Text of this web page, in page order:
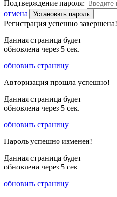
Подтверждение пароля:
отмена
Установить пароль
Регистрация успешно завершена!
Данная страница будет
обновлена через 5 сек.
обновить страницу
Авторизация прошла успешно!
Данная страница будет
обновлена через 5 сек.
обновить страницу
Пароль успешно изменен!
Данная страница будет
обновлена через 5 сек.
обновить страницу